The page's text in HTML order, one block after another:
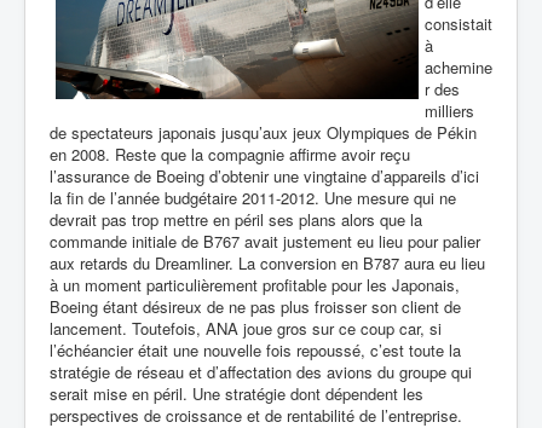
consistait
à
achemine
r des
milliers
de spectateurs japonais jusqu’aux jeux Olympiques de Pékin
en 2008. Reste que la compagnie affirme avoir reçu
l’assurance de Boeing d’obtenir une vingtaine d’appareils d’ici
la fin de l’année budgétaire 2011-2012. Une mesure qui ne
devrait pas trop mettre en péril ses plans alors que la
commande initiale de B767 avait justement eu lieu pour palier
aux retards du Dreamliner. La conversion en B787 aura eu lieu
à un moment particulièrement profitable pour les Japonais,
Boeing étant désireux de ne pas plus froisser son client de
lancement. Toutefois, ANA joue gros sur ce coup car, si
l’échéancier était une nouvelle fois repoussé, c’est toute la
stratégie de réseau et d’affectation des avions du groupe qui
serait mise en péril. Une stratégie dont dépendent les
perspectives de croissance et de rentabilité de l’entreprise.